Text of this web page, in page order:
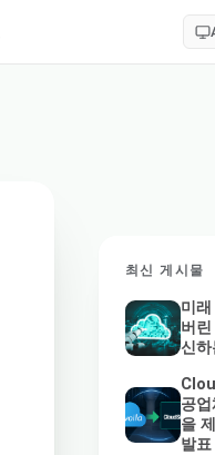
최신 게시물
미
버
신하
공
을
발표